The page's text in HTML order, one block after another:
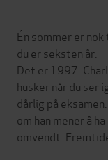
Én sommer er
du er seksten år.
Det er 1997.
husker når du ser
dårlig på
om han mener å
omvendt.